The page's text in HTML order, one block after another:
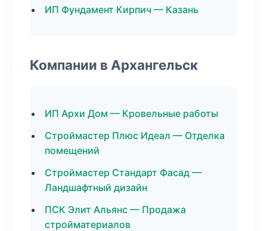
ИП Фундамент Кирпич — Казань
Компании в Архангельск
ИП Архи Дом — Кровельные работы
Строймастер Плюс Идеал — Отделка
помещений
Строймастер Стандарт Фасад —
Ландшафтный дизайн
ПСК Элит Альянс — Продажа
стройматериалов